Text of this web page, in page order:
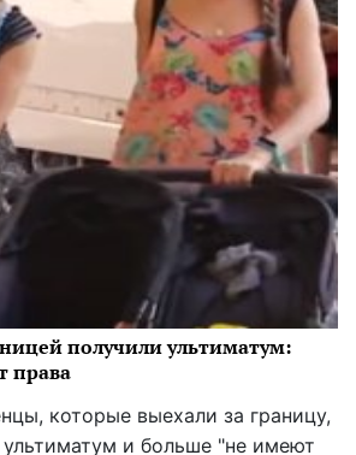
получили ультиматум:
права
которые выехали за границу,
ультиматум и больше "не имеют